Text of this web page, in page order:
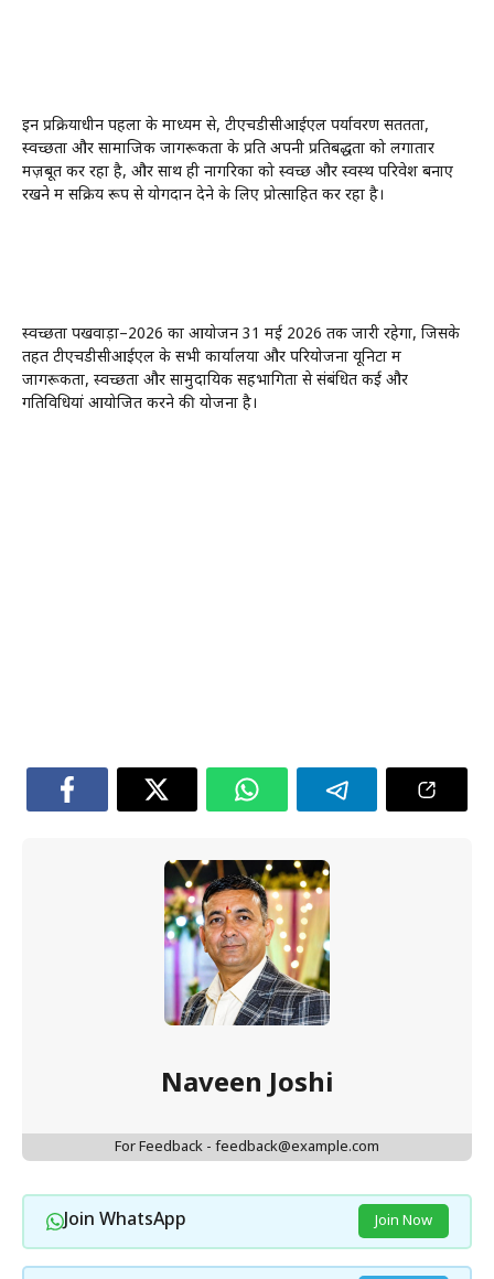
इन प्रक्रियाधीन पहलों के माध्यम से, टीएचडीसीआईएल पर्यावरण सततता,
स्वच्छता और सामाजिक जागरूकता के प्रति अपनी प्रतिबद्धता को लगातार
मज़बूत कर रहा है, और साथ ही नागरिकों को स्वच्छ और स्वस्थ परिवेश बनाए
रखने में सक्रिय रूप से योगदान देने के लिए प्रोत्साहित कर रहा है।
स्वच्छता पखवाड़ा–2026 का आयोजन 31 मई 2026 तक जारी रहेगा, जिसके
तहत टीएचडीसीआईएल के सभी कार्यालयों और परियोजना यूनिटों में
जागरूकता, स्वच्छता और सामुदायिक सहभागिता से संबंधित कई और
गतिविधियां आयोजित करने की योजना है।
Naveen Joshi
For Feedback - feedback@example.com
Join WhatsApp Join Now